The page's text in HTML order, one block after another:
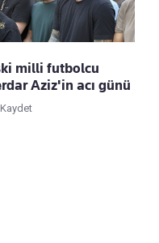
milli futbolcu
Aziz'in acı günü
Kaydet